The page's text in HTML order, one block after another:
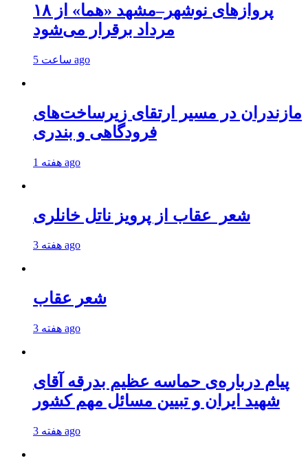
پروازهای نوشهر–مشهد «هما» از ۱۸
مرداد برقرار می‌شود
5 ساعت ago
مازندران در مسیر ارتقای زیرساخت‌های
فرودگاهی و بندری
1 هفته ago
شعر عقاب از پرویز ناتل خانلری
3 هفته ago
شعر عقاب
3 هفته ago
پیام درباره‌ی حماسه عظیم بدرقه آقای
شهید ایران و تبیین مسائل مهم کشور
3 هفته ago